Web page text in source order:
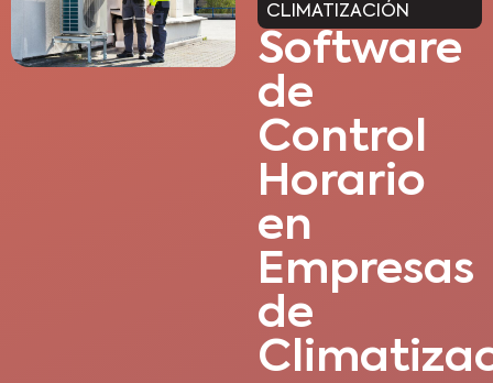
CLIMATIZACIÓN
Software
de
Control
Horario
en
Empresas
de